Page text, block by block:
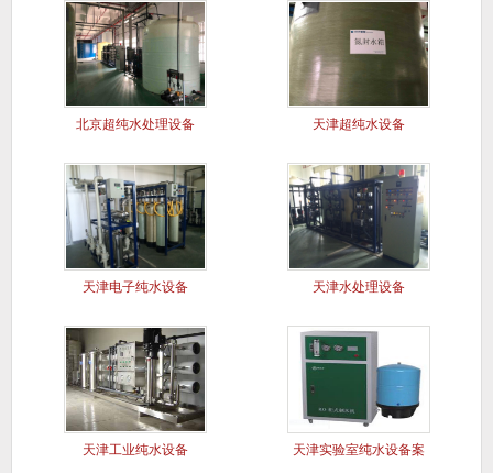
北京超纯水处理设备 天津超纯水设备
天津电子纯水设备 天津水处理设备
天津工业纯水设备 天津实验室纯水设备案